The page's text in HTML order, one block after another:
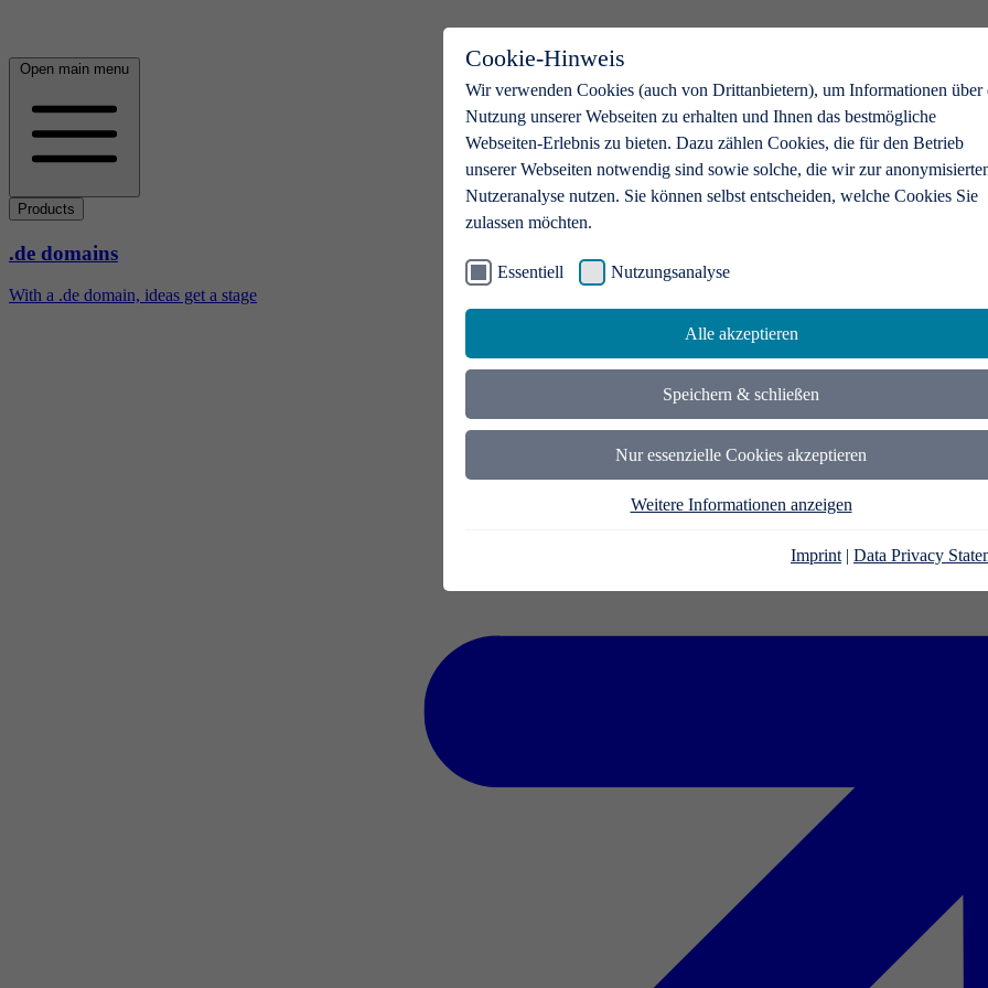
Cookie-Hinweis
Wir verwenden Cookies (auch von Drittanbietern), um Informationen über
Nutzung unserer Webseiten zu erhalten und Ihnen das bestmögliche
Webseiten-Erlebnis zu bieten. Dazu zählen Cookies, die für den Betrieb
unserer Webseiten notwendig sind sowie solche, die wir zur
Nutzeranalyse nutzen. Sie können selbst entscheiden, welche Cookies Sie
zulassen möchten.
Essentiell Nutzungsanalyse
Alle akzeptieren
Speichern & schließen
Nur essenzielle Cookies akzeptieren
Weitere Informationen anzeigen
Imprint | Data Privacy
Open main menu
Products
.de domains
With a .de domain, ideas get a stage